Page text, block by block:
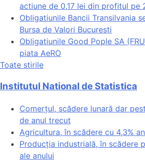
actiune de 0,17 lei din profitul pe
Obligatiunile Bancii Transilvania
Bursa de Valori Bucuresti
Obligatiunile Good Pople SA
piata AeRO
Toate stirile
Institutul National de Statistica
Comerțul, scădere lunară dar
de anul trecut
Agricultura, în scădere cu 4,3%
Producția industrială, în scădere
ale anului